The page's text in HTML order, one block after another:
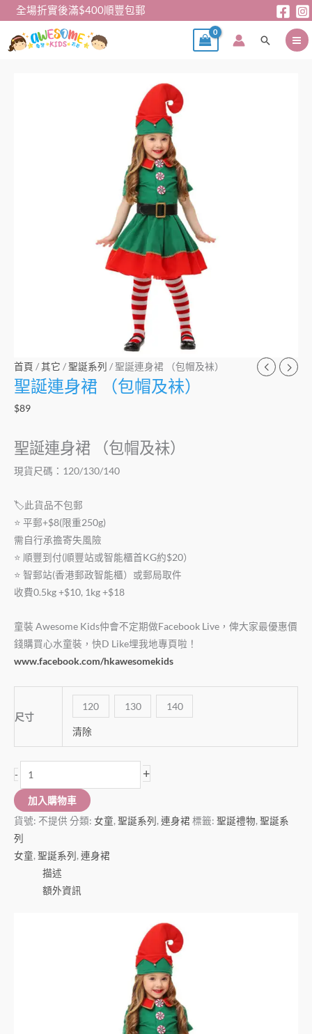
全場折實後滿$400順豐包郵
搜
首頁 /其它 /聖誕系列 / 聖誕連身裙 （包帽及𧙕）
聖誕連身裙 （包帽及𧙕）
$89
聖誕連身裙 （包帽及𧙕）
現貨尺碼：120/130/140
🏷此貨品不包郵
⭐️ 平郵+$8(限重250g)
需自行承擔寄失風險
⭐️ 順豐到付(順豐站或智能櫃首KG約$20）
⭐️ 智郵站(香港郵政智能櫃）或郵局取件
收費0.5kg +$10, 1kg +$18
童裝 Awesome Kids仲會不定期做Facebook Live，俾大家最優惠價
錢購買心水童裝，快D Like埋我地專頁啦！
www.facebook.com/hkawesomekids
尺寸
120 130 140
清除
- +
加入購物車
貨號: 不提供 分類: 女童, 聖誕系列, 連身裙 標籤: 聖誕禮物, 聖誕系
列
女童, 聖誕系列, 連身裙
描述
額外資訊